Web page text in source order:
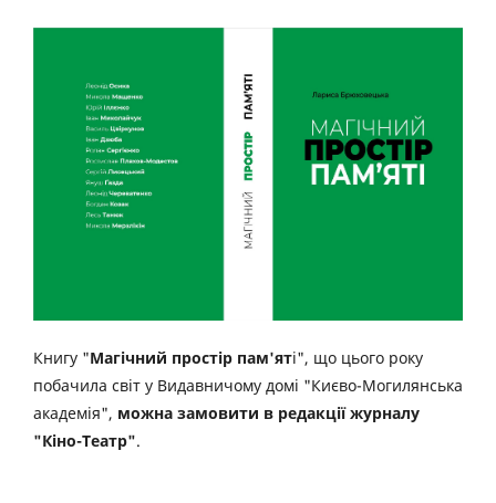
Книгу "Магічний простір пам'яті", що цього року
побачила світ у Видавничому домі "Києво-Могилянська
академія", можна замовити в редакції журналу
"Кіно-Театр".